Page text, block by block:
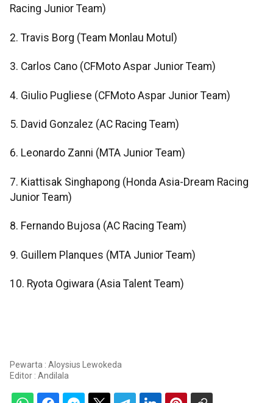
Racing Junior Team)
2. Travis Borg (Team Monlau Motul)
3. Carlos Cano (CFMoto Aspar Junior Team)
4. Giulio Pugliese (CFMoto Aspar Junior Team)
5. David Gonzalez (AC Racing Team)
6. Leonardo Zanni (MTA Junior Team)
7. Kiattisak Singhapong (Honda Asia-Dream Racing
Junior Team)
8. Fernando Bujosa (AC Racing Team)
9. Guillem Planques (MTA Junior Team)
10. Ryota Ogiwara (Asia Talent Team)
Pewarta : Aloysius Lewokeda
Editor : Andilala